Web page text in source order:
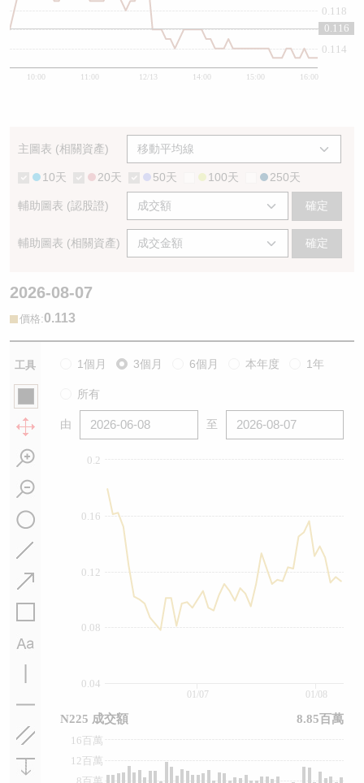
10:00 11:00 12/13 14:00 15:00 16:00
0.114
0.116
0.118
0.116
主圖表 (相關資產)
10天 20天 50天 100天 250天
輔助圖表 (認股證) 確定
輔助圖表 (相關資產) 確定
2026-08-07
價格:0.113
工具 1個月 3個月 6個月 本年度 1年
所有
由 至
0.04
0.08
0.12
0.16
0.2
12百萬
16百萬
01/07 01/08
N225 成交額 8.85百萬